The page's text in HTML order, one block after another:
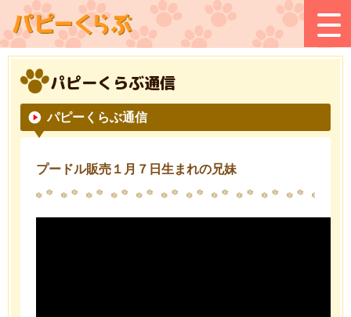
パピーくらぶ通信
パピーくらぶ通信
プードル販売１月７日生まれの兄妹